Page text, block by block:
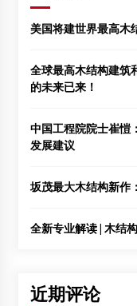
美国将建世界最高木
全球最高木结构建筑
的未来已来！
中国工程院院士崔愷
发展建议
坂茂最大木结构新作
全新专业解读 | 木结
近期评论